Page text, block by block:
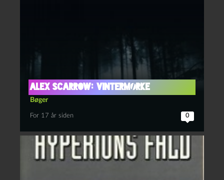
Alex Scarrow: Vintermørke
Bøger
For 17 år siden 0